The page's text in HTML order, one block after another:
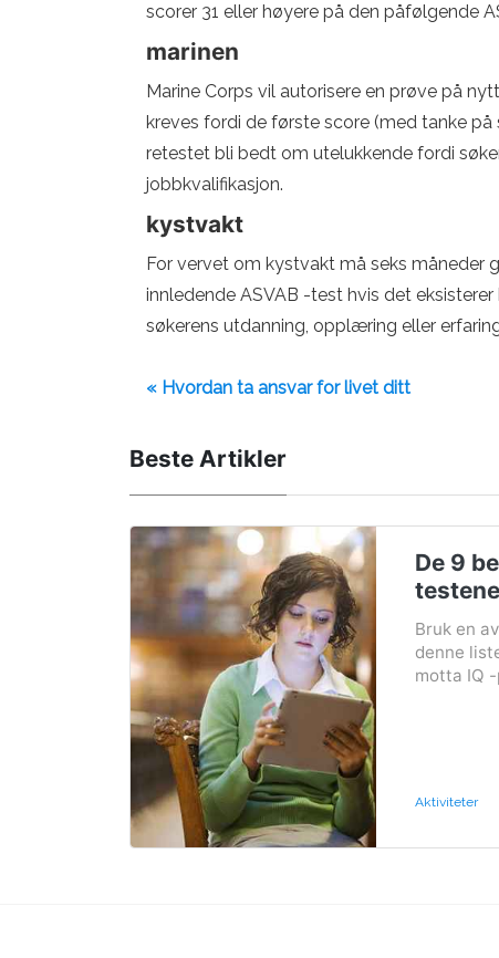
scorer 31 eller høyere på den påfølgende
marinen
Marine Corps vil autorisere en prøve på
kreves fordi de første score (med tanke
retestet bli bedt om utelukkende fordi
jobbkvalifikasjon.
kystvakt
For vervet om kystvakt må seks måneder
innledende ASVAB -test hvis det
søkerens utdanning, opplæring eller
« Hvordan ta ansvar for livet ditt
Beste Artikler
De 9
Bruk en
denne
motta IQ
Aktiviteter